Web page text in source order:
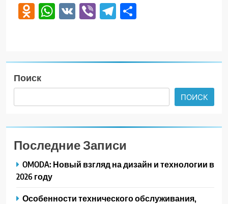
Odnoklassniki
WhatsApp
VK ViberTelegram
Поиск
ПОИСК
Последние Записи
OMODA: Новый взгляд на дизайн и технологии в
2026 году
Особенности технического обслуживания,